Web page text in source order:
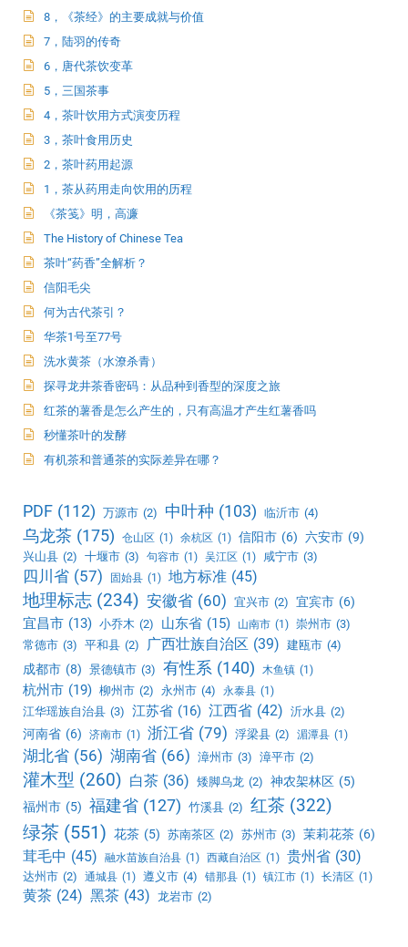
8，《茶经》的主要成就与价值
7，陆羽的传奇
6，唐代茶饮变革
5，三国茶事
4，茶叶饮用方式演变历程
3，茶叶食用历史
2，茶叶药用起源
1，茶从药用走向饮用的历程
《茶笺》明，高濂
The History of Chinese Tea
茶叶“药香”全解析？
信阳毛尖
何为古代茶引？
华茶1号至77号
洗水黄茶（水潦杀青）
探寻龙井茶香密码：从品种到香型的深度之旅
红茶的薯香是怎么产生的，只有高温才产生红薯香吗
秒懂茶叶的发酵
有机茶和普通茶的实际差异在哪？
PDF (112) 万源市 (2) 中叶种 (103) 临沂市 (4)
乌龙茶 (175) 仓山区 (1) 余杭区 (1) 信阳市 (6) 六安市 (9)
兴山县 (2) 十堰市 (3) 句容市 (1) 吴江区 (1) 咸宁市 (3)
四川省 (57) 固始县 (1) 地方标准 (45)
地理标志 (234) 安徽省 (60) 宜兴市 (2) 宜宾市 (6)
宜昌市 (13) 小乔木 (2) 山东省 (15) 山南市 (1) 崇州市 (3)
常德市 (3) 平和县 (2) 广西壮族自治区 (39) 建瓯市 (4)
成都市 (8) 景德镇市 (3) 有性系 (140) 木鱼镇 (1)
杭州市 (19) 柳州市 (2) 永州市 (4) 永泰县 (1)
江华瑶族自治县 (3) 江苏省 (16) 江西省 (42) 沂水县 (2)
河南省 (6) 济南市 (1) 浙江省 (79) 浮梁县 (2) 湄潭县 (1)
湖北省 (56) 湖南省 (66) 漳州市 (3) 漳平市 (2)
灌木型 (260) 白茶 (36) 矮脚乌龙 (2) 神农架林区 (5)
福州市 (5) 福建省 (127) 竹溪县 (2) 红茶 (322)
绿茶 (551) 花茶 (5) 苏南茶区 (2) 苏州市 (3) 茉莉花茶 (6)
茸毛中 (45) 融水苗族自治县 (1) 西藏自治区 (1) 贵州省 (30)
达州市 (2) 通城县 (1) 遵义市 (4) 错那县 (1) 镇江市 (1) 长清区 (1)
黄茶 (24) 黑茶 (43) 龙岩市 (2)